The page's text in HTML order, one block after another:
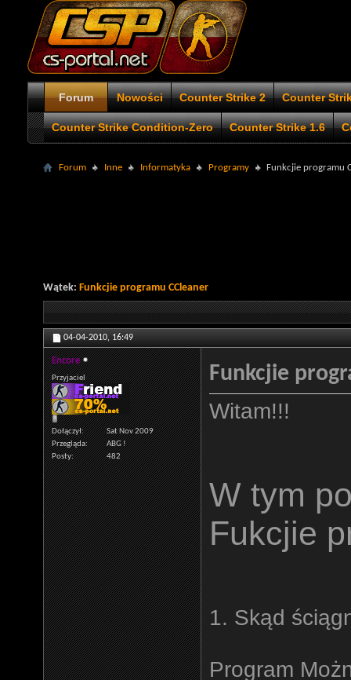
Forum Nowości Counter Strike 2 Counter
Counter Strike Condition-Zero Counter Strike 1.6
Forum Inne Informatyka Programy Funkcjie programu
Wątek: Funkcjie programu CCleaner
04-04-2010, 16:49
Encore
Przyjaciel
Dołączył
Sat Nov 2009
Przegląda
ABG !
Posty
482
Funkcjie
Witam!!!
W tym
Fukcjie
1. Skąd
Program